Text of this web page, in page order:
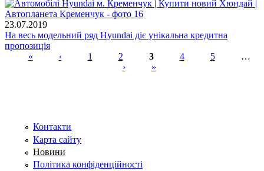
23.07.2019
На весь модельний ряд Hyundai діє унікальна кредитна
пропозиція
« ‹ 1 2 3 4 5
…
›
»
Контакти
Карта сайту
Новини
Політика конфіденційності